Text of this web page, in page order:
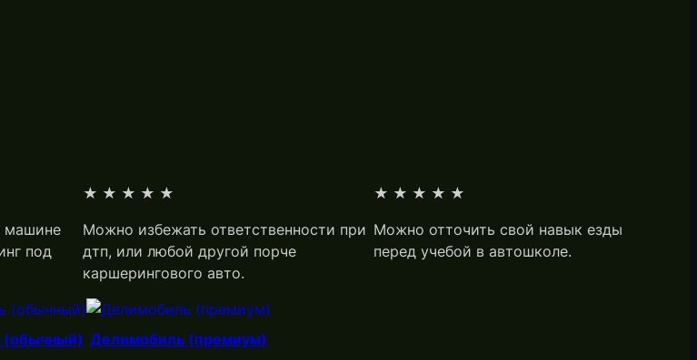
машине
под
★★★★★
Можно избежать ответственности при
дтп, или любой другой порче
каршерингового авто.
★★★★★
Можно отточить свой навык езды
перед учебой в автошколе.
Делимобиль (премиум)